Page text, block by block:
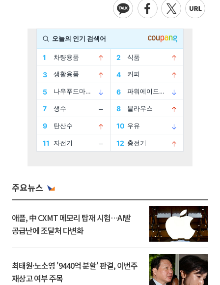
주요뉴스
애플, 中 CXMT 메모리 탑재 시험…AI발
공급난에 조달처 다변화
최태원·노소영 '9440억 분할' 판결, 이번주
재상고 여부 주목